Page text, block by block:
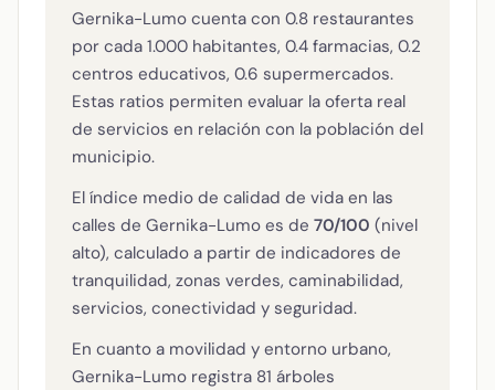
Gernika-Lumo cuenta con 0.8 restaurantes
por cada 1.000 habitantes, 0.4 farmacias, 0.2
centros educativos, 0.6 supermercados.
Estas ratios permiten evaluar la oferta real
de servicios en relación con la población del
municipio.
El índice medio de calidad de vida en las
calles de Gernika-Lumo es de 70/100 (nivel
alto), calculado a partir de indicadores de
tranquilidad, zonas verdes, caminabilidad,
servicios, conectividad y seguridad.
En cuanto a movilidad y entorno urbano,
Gernika-Lumo registra 81 árboles